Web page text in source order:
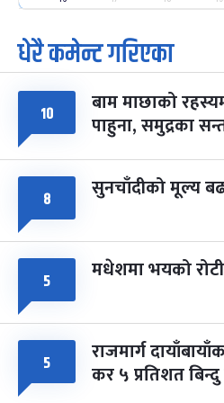
मंगल फाल्गुन २५, २०८३ Mar 9, 2027
७ पूर्णिमा व्रत
चैत्र ७, २०८३-Mar 21, 2027
८
सोम
फागुपूर्णिमा
चैत्र ८, २०८३-Mar 22, 2027
धेरै कमेन्ट गरिएका
१० बाम माछाको
पाहुना, समुद्रका
८ सुनचाँदीको मूल्य
५ मधेशमा भयको
५ राजमार्ग
कर ५ प्रतिशत